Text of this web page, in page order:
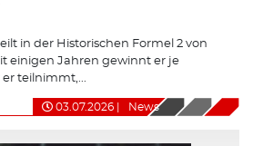
in der Historischen Formel 2 von
einigen Jahren gewinnt er je
teilnimmt,...
03.07.2026 News